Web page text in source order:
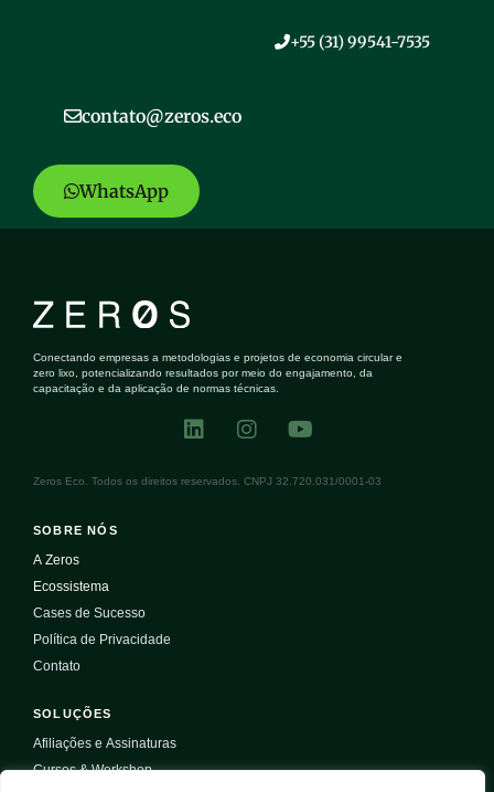
+55 (31) 99541-7535
contato@zeros.eco
WhatsApp
Conectando empresas a metodologias e projetos de economia circular e
zero lixo, potencializando resultados por meio do engajamento, da
capacitação e da aplicação de normas técnicas.
Zeros Eco. Todos os direitos reservados. CNPJ 32.720.031/0001-03
SOBRE NÓS
A Zeros
Ecossistema
Cases de Sucesso
Política de Privacidade
Contato
SOLUÇÕES
Afiliações e Assinaturas
Cursos & Workshop